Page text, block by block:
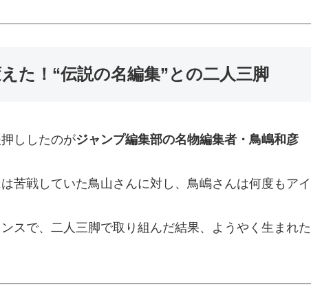
た！“伝説の名編集”との二人三脚
ししたのがジャンプ編集部の名物編集者・鳥嶋和彦
苦戦していた鳥山さんに対し、鳥嶋さんは何度もアイ
スで、二人三脚で取り組んだ結果、ようやく生まれた